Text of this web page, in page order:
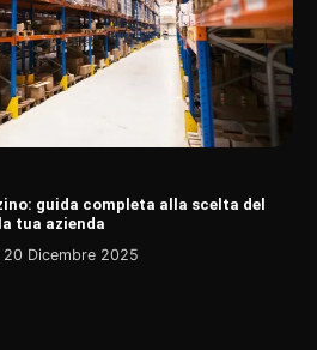
guida completa alla scelta del
tua azienda
20 Dicembre 2025